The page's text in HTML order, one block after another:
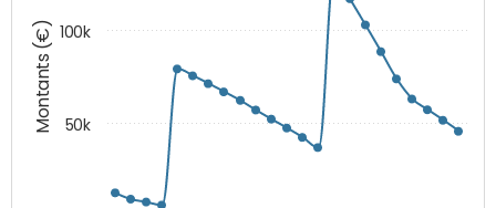
Montants (€) 50k
100k